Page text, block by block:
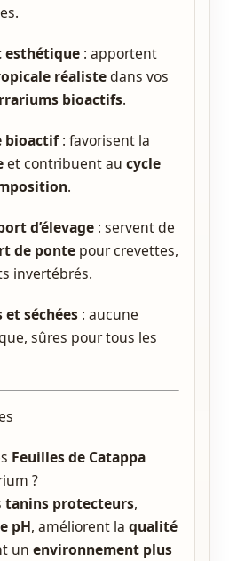
esthétique : apportent
réalistedans vos
bioactifs.
bioactif: favorisent la
et contribuent aucycle
.
d’élevage : servent de
de ponte pour crevettes,
invertébrés.
et séchées : aucune
sûres pour tous les
Feuilles de Catappa
?
tanins protecteurs,
pH, améliorent la qualité
un environnement plus